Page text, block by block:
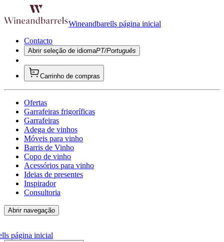
Wineandbarells página inicial
Contacto
Abrir seleção de idiomaPT/Português
Carrinho de compras
Ofertas
Garrafeiras frigoríficas
Garrafeiras
Adega de vinhos
Móveis para vinho
Barris de Vinho
Copo de vinho
Acessórios para vinho
Ideias de presentes
Inspirador
Consultoria
Abrir navegação
página inicial